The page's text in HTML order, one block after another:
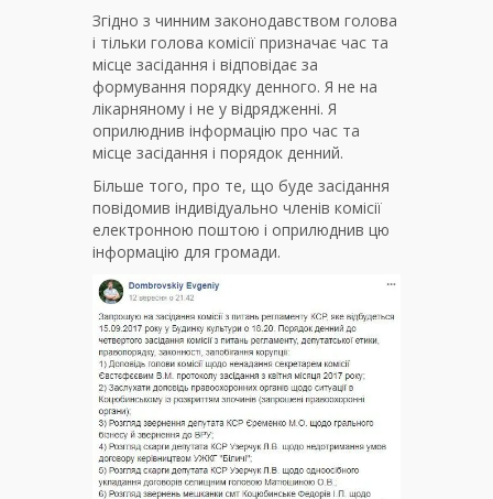
Згідно з чинним законодавством голова
і тільки голова комісії призначає час та
місце засідання і відповідає за
формування порядку денного. Я не на
лікарняному і не у відрядженні. Я
оприлюднив інформацію про час та
місце засідання і порядок денний.
Більше того, про те, що буде засідання
повідомив індивідуально членів комісії
електронною поштою і оприлюднив цю
інформацію для громади.